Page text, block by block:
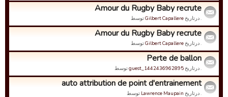
Amour du Rugby Baby recrute
. درتاریخGilbert Capallereتوسط
Amour du Rugby Baby recrute
. درتاریخGilbert Capallereتوسط
Perte de ballon
. درتاریخguest_1442436962895توسط
auto attribution de point d'entrainement
. درتاریخ Lawrence Maupain توسط